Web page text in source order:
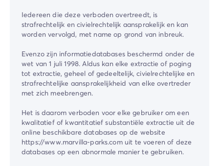
Iedereen die deze verboden overtreedt, is
strafrechtelijk en civielrechtelijk aansprakelijk en kan
worden vervolgd, met name op grond van inbreuk.
Evenzo zijn informatiedatabases beschermd onder de
wet van 1 juli 1998. Aldus kan elke extractie of poging
tot extractie, geheel of gedeeltelijk, civielrechtelijke en
strafrechtelijke aansprakelijkheid van elke overtreder
met zich meebrengen.
Het is daarom verboden voor elke gebruiker om een
kwalitatief of kwantitatief substantiële extractie uit de
online beschikbare databases op de website
https://www.marvilla-parks.com uit te voeren of deze
databases op een abnormale manier te gebruiken.